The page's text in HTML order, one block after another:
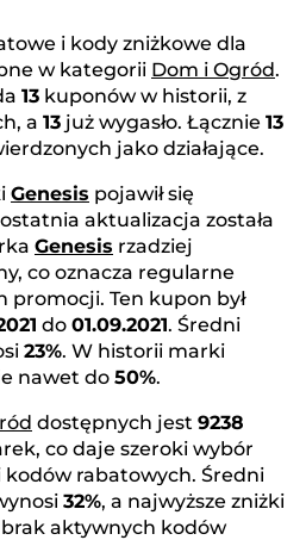
i kody zniżkowe dla
w kategorii Dom i Ogród.
13 kuponów w historii, z
a 13 już wygasło. Łącznie 13
jako działające.
Genesis pojawił się
aktualizacja została
Genesis rzadziej
co oznacza regularne
promocji. Ten kupon był
do 01.09.2021. Średni
23%. W historii marki
nawet do 50%.
dostępnych jest 9238
co daje szeroki wybór
rabatowych. Średni
32%, a najwyższe zniżki
aktywnych kodów